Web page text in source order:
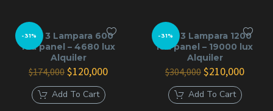
-31%
kit x 3 Lampara 600
led panel – 4680 lux
Alquiler
$174,000 El
precio
original
era:
$120,000El
Add To Cart
-31%
kit x 3 Lampara 1200
led panel – 19000 lux
Alquiler
$304,000 El
precio
original
era:
$210,000El
Add To Cart